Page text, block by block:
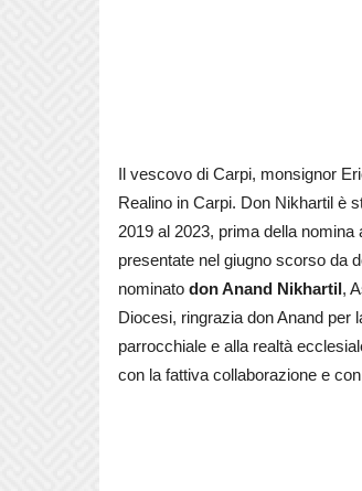
Il vescovo di Carpi, monsignor
Realino in Carpi. Don Nikhartil è
2019 al 2023, prima della
presentate nel giugno scorso da
nominatodon Anand Nikhartil,
Diocesi, ringrazia don Anand per
parrocchiale e alla realtà
con la fattiva collaborazione e